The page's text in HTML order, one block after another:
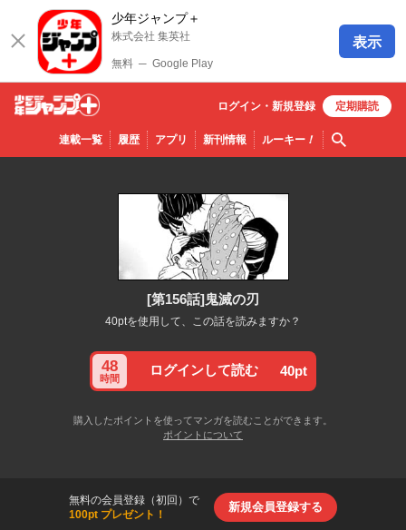
少年ジャンプ＋
株式会社 集英社
無料 ─ Google Play
表示
少年ジ
ャンプ
連載一覧 履歴 アプリ 新刊情報 ルーキー！ 検索
ログイン・ 新規登録 定期購読
[第156話]鬼滅の刃
40ptを使用して、この話を読みますか？
48
時間
ログインして読む 40pt
購入したポイントを使ってマンガを読むことができます。
ポイントについて
無料の会員登録（初回）で
100pt プレゼント！
新規会員登録する